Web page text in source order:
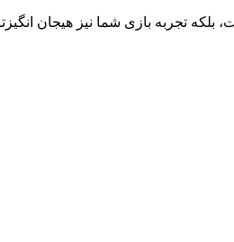
بلکه تجربه بازی شما نیز هیجان‌